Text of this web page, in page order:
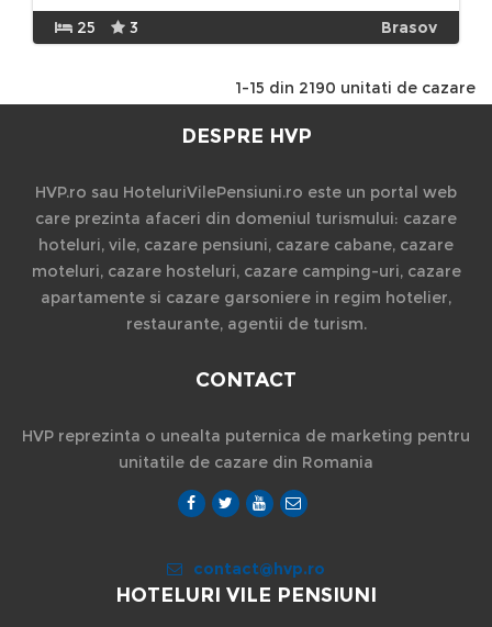
25 3 Brasov
1-15 din 2190 unitati de cazare
DESPRE HVP
HVP.ro sau HoteluriVilePensiuni.ro este un portal web
care prezinta afaceri din domeniul turismului: cazare
hoteluri, vile, cazare pensiuni, cazare cabane, cazare
moteluri, cazare hosteluri, cazare camping-uri, cazare
apartamente si cazare garsoniere in regim hotelier,
restaurante, agentii de turism.
CONTACT
HVP reprezinta o unealta puternica de marketing pentru
unitatile de cazare din Romania
contact@hvp.ro
HOTELURI VILE PENSIUNI